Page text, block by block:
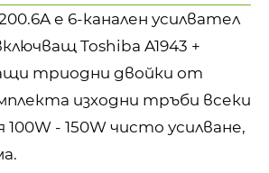
е 6-канален усилвател
Toshiba A1943 +
триодни двойки от
изходни тръби всеки
- 150W чисто усилване,